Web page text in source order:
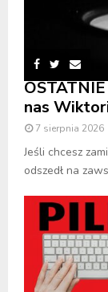
nas
7 sierpnia 2026
Jeśli chcesz
odszedł na